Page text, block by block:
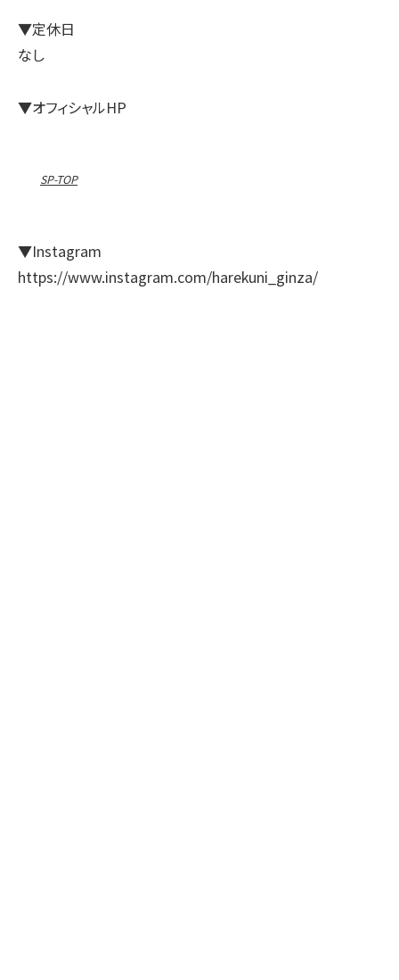
▼定休日
なし
▼オフィシャルHP
SP-TOP
▼Instagram
https://www.instagram.com/harekuni_ginza/